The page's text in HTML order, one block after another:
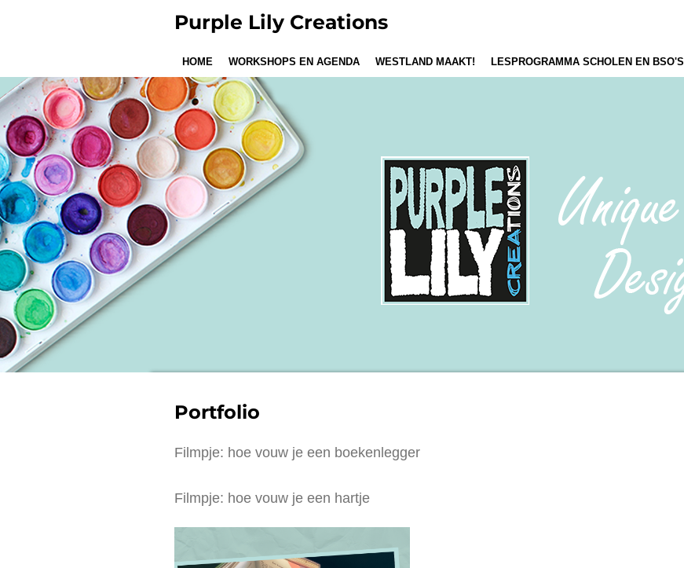
hoofdinhoud
Purple Lily Creations
HOME WORKSHOPS EN AGENDA WESTLAND MAAKT! LESPROGRAMMA SCHOLEN EN BSO'S
Portfolio
Filmpje: hoe vouw je een boekenlegger
Filmpje: hoe vouw je een hartje